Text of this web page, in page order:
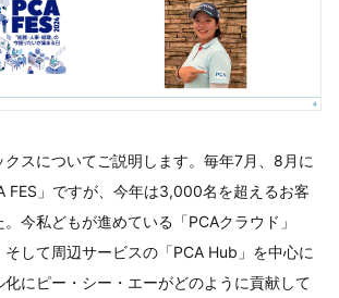
スについてご説明します。毎年7月、8月に
FES」ですが、今年は3,000名を超えるお客
今私どもが進めている「PCAクラウド」
そして周辺サービスの「PCA Hub」を中心に
にピー・シー・エーがどのように貢献して